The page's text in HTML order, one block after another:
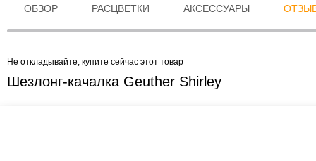
ОБЗОР РАСЦВЕТКИ АКСЕССУАРЫ
Не откладывайте, купите сейчас этот товар
Шезлонг-качалка Geuther Shirley